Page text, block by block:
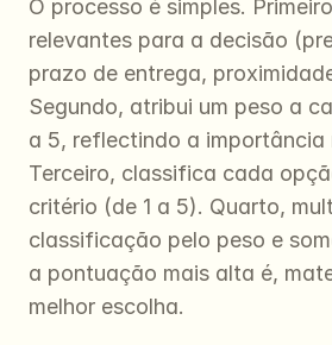
O processo é simples.
relevantes para a decisão
prazo de entrega,
Segundo, atribui um peso a
a 5, reflectindo a importância
Terceiro, classifica cada
critério (de 1 a 5). Quarto,
classificação pelo peso e
a pontuação mais alta é,
melhor escolha.